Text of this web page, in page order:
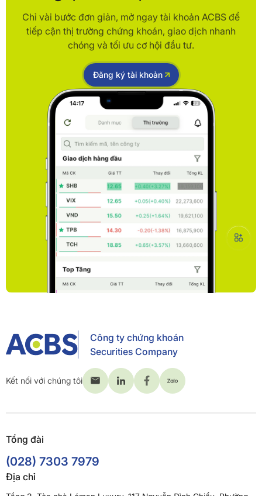
Chỉ vài bước đơn giản, mở ngay tài khoản ACBS để
tiếp cận thị trường chứng khoán, giao dịch nhanh
chóng và tối ưu cơ hội đầu tư.
Đăng ký tài khoản
Công ty chứng khoán
Securities Company
Kết nối với chúng tôi
Tổng đài
(028) 7303 7979
Địa chỉ